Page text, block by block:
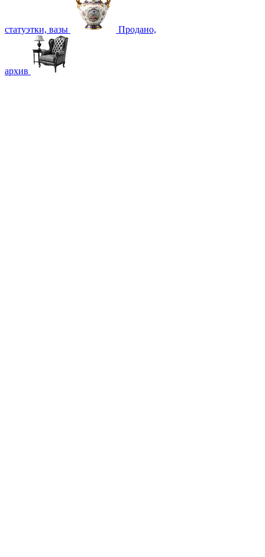
статуэтки, вазы Продано,
архив